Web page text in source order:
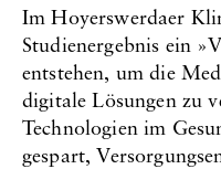
Im Hoyerswerdaer
Studienergebnis ein
entstehen, um die
digitale Lösungen zu
Technologien im
gespart,